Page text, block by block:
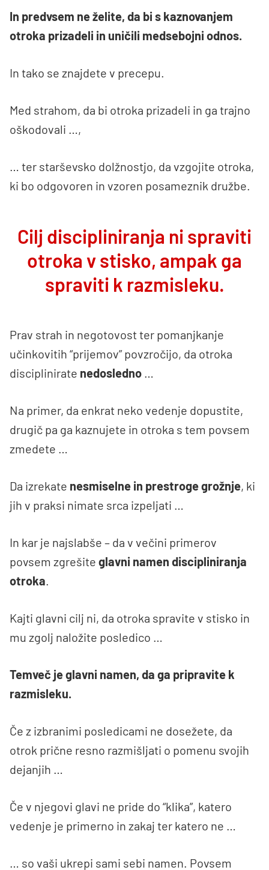
In predvsem ne želite, da bi s kaznovanjem
otroka prizadeli in uničili medsebojni odnos.
In tako se znajdete v precepu.
Med strahom, da bi otroka prizadeli in ga trajno
oškodovali …,
… ter starševsko dolžnostjo, da vzgojite otroka,
ki bo odgovoren in vzoren posameznik družbe.
Cilj discipliniranja ni spraviti
otroka v stisko, ampak ga
spraviti k razmisleku.
Prav strah in negotovost ter pomanjkanje
učinkovitih “prijemov” povzročijo, da otroka
disciplinirate nedosledno …
Na primer, da enkrat neko vedenje dopustite,
drugič pa ga kaznujete in otroka s tem povsem
zmedete …
Da izrekate nesmiselne in prestroge grožnje, ki
jih v praksi nimate srca izpeljati …
In kar je najslabše – da v večini primerov
povsem zgrešite glavni namen discipliniranja
otroka.
Kajti glavni cilj ni, da otroka spravite v stisko in
mu zgolj naložite posledico …
Temveč je glavni namen, da ga pripravite k
razmisleku.
Če z izbranimi posledicami ne dosežete, da
otrok prične resno razmišljati o pomenu svojih
dejanjih …
Če v njegovi glavi ne pride do “klika”, katero
vedenje je primerno in zakaj ter katero ne …
… so vaši ukrepi sami sebi namen. Povsem